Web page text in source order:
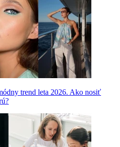
trend leta 2026. Ako nosiť